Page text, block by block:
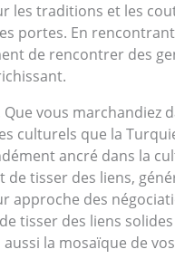
les traditions et les
portes. En
de rencontrer des
vous marchandiez
culturels que la
ancré dans la
tisser des liens,
des
tisser des liens
la mosaïque de